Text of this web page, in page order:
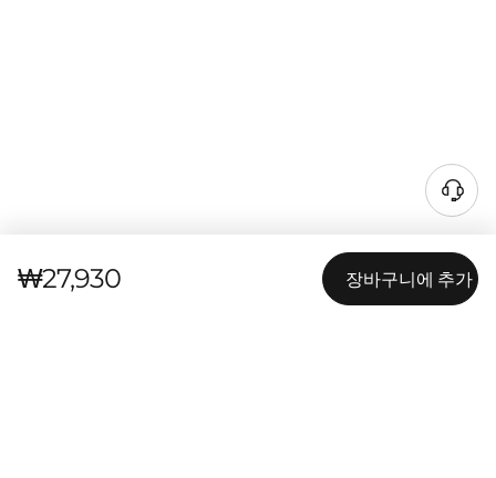
₩27,930 장바구니에 추가